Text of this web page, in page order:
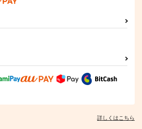
イースト・プレス
825円（税込）
968円 （税込）
作品詳細
詳しくはこちら